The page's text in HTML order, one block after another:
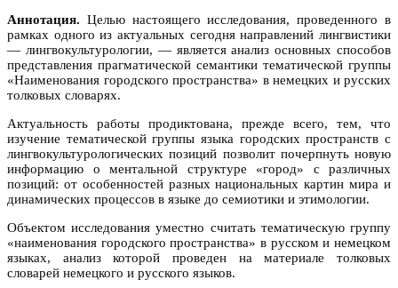
Аннотация. Целью настоящего исследования, проведенного в
рамках одного из актуальных сегодня направлений лингвистики
— лингвокультурологии, — является анализ основных способов
представления прагматической семантики тематической группы
«Наименования городского пространства» в немецких и русских
толковых словарях.
Актуальность работы продиктована, прежде всего, тем, что
изучение тематической группы языка городских пространств с
лингвокультурологических позиций позволит почерпнуть новую
информацию о ментальной структуре «город» с различных
позиций: от особенностей разных национальных картин мира и
динамических процессов в языке до семиотики и этимологии.
Объектом исследования уместно считать тематическую группу
«наименования городского пространства» в русском и немецком
языках, анализ которой проведен на материале толковых
словарей немецкого и русского языков.